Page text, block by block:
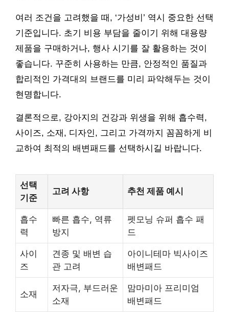
여러 조건을 고려했을 때, ‘가성비’ 역시 중요한 선택
기준입니다. 초기 비용 부담을 줄이기 위해 대용량
제품을 구매하거나, 행사 시기를 잘 활용하는 것이
좋습니다. 꾸준히 사용하는 만큼, 안정적인 품질과
합리적인 가격대의 브랜드를 미리 파악해두는 것이
현명합니다.
결론적으로, 강아지의 건강과 위생을 위해 흡수력,
사이즈, 소재, 디자인, 그리고 가격까지 꼼꼼하게 비
교하여 최적의 배변패드를 선택하시길 바랍니다.
선택
기준
고려 사항 추천 제품 예시
흡수
력
빠른 흡수, 역류
방지
펫모닝 슈퍼 흡수 패
드
사이
즈
견종 및 배변 습
관 고려
아이니테마 빅사이즈
배변패드
소재
저자극, 부드러운
소재
맘마미아 프리미엄
배변패드